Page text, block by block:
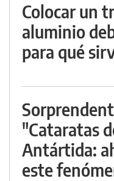
Colocar un
aluminio
para qué
"Cataratas
Antártida:
este